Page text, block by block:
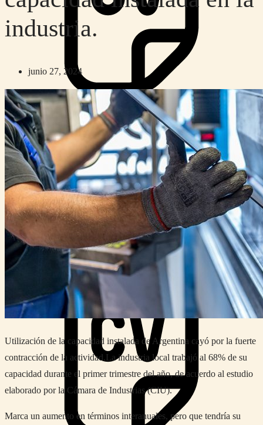
Inicio
Nosotras
Servicios
Cartelera
Noticias
Contacto
Ingresa tu Curriculum ->
industria.
junio 27, 2024
Utilización de la capacidad instalada de Argentina cayó por la fuerte
contracción de la actividad.La industria local trabajó al 68% de su
capacidad durante el primer trimestre del año, de acuerdo al estudio
elaborado por la Cámara de Industrias (CIU).
Marca un aumento en términos interanuales, pero que tendría su